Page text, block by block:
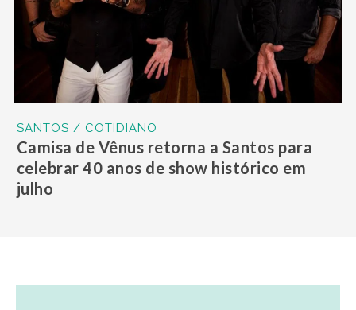
SANTOS / COTIDIANO
Camisa de Vênus retorna a Santos para
celebrar 40 anos de show histórico em
julho